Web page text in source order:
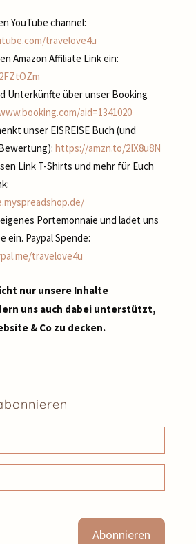
YouTube channel:
travelove4u
Amazon Affiliate Link ein:
Unterkünfte über unser Booking
aid=1341020
unser EISREISE Buch (und
https://amzn.to/2IX8u8N
Link T-Shirts und mehr für Euch
Portemonnaie und ladet uns
ein. Paypal Spende:
travelove4u
nur unsere Inhalte
uns auch dabei unterstützt,
& Co zu decken.